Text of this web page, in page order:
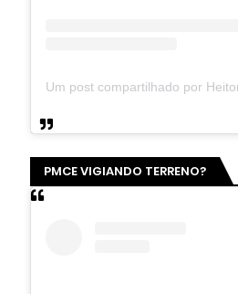
PMCE VIGIANDO TERRENO?